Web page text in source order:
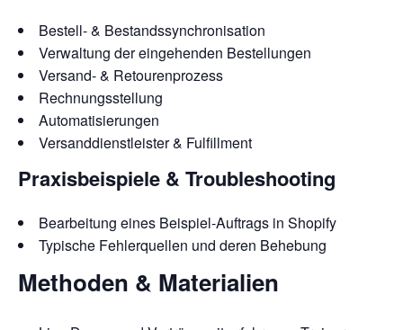
Bestell- & Bestandssynchronisation
Verwaltung der eingehenden Bestellungen
Versand- & Retourenprozess
Rechnungsstellung
Automatisierungen
Versanddienstleister & Fulfillment
Praxisbeispiele & Troubleshooting
Bearbeitung eines Beispiel-Auftrags in Shopify
Typische Fehlerquellen und deren Behebung
Methoden & Materialien